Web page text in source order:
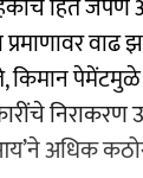
हित जपणे
प्रमाणावर
किमान
निराकरण
अधिक